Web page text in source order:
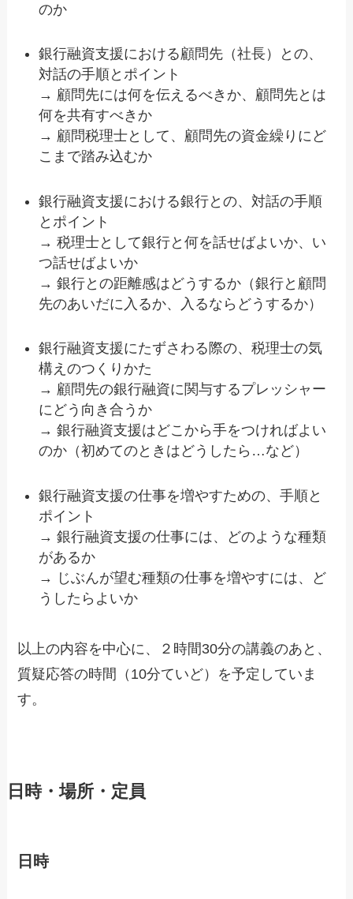
のか
銀行融資支援における顧問先（社長）との、
対話の手順とポイント
→ 顧問先には何を伝えるべきか、顧問先とは
何を共有すべきか
→ 顧問税理士として、顧問先の資金繰りにど
こまで踏み込むか
銀行融資支援における銀行との、対話の手順
とポイント
→ 税理士として銀行と何を話せばよいか、い
つ話せばよいか
→ 銀行との距離感はどうするか（銀行と顧問
先のあいだに入るか、入るならどうするか）
銀行融資支援にたずさわる際の、税理士の気
構えのつくりかた
→ 顧問先の銀行融資に関与するプレッシャー
にどう向き合うか
→ 銀行融資支援はどこから手をつければよい
のか（初めてのときはどうしたら…など）
銀行融資支援の仕事を増やすための、手順と
ポイント
→ 銀行融資支援の仕事には、どのような種類
があるか
→ じぶんが望む種類の仕事を増やすには、ど
うしたらよいか
以上の内容を中心に、２時間30分の講義のあと、
質疑応答の時間（10分ていど）を予定していま
す。
日時・場所・定員
日時